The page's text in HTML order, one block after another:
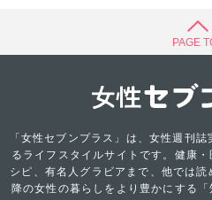
PAGE
「女性セブンプラス」は、女性週刊
るライフスタイルサイトです。健康
シピ、有名人グラビアまで、他では
降の女性の暮らしをより豊かにする